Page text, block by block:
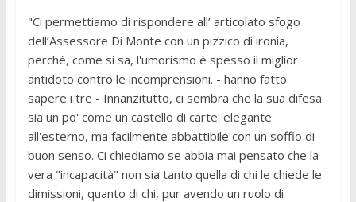
"Ci permettiamo di rispondere all’ articolato sfogo
dell’Assessore Di Monte con un pizzico di ironia,
perché, come si sa, l'umorismo è spesso il miglior
antidoto contro le incomprensioni. - hanno fatto
sapere i tre - Innanzitutto, ci sembra che la sua difesa
sia un po' come un castello di carte: elegante
all'esterno, ma facilmente abbattibile con un soffio di
buon senso. Ci chiediamo se abbia mai pensato che la
vera "incapacità" non sia tanto quella di chi le chiede le
dimissioni, quanto di chi, pur avendo un ruolo di